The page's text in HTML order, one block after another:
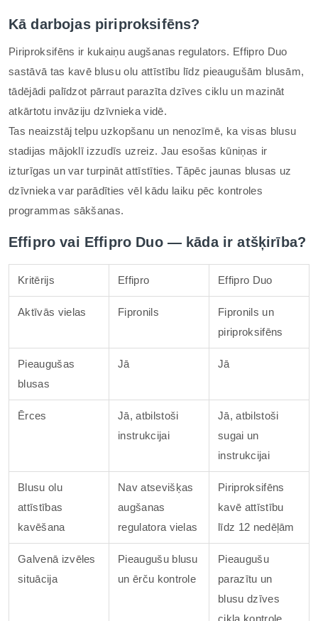
Kā darbojas piriproksifēns?
Piriproksifēns ir kukaiņu augšanas regulators. Effipro Duo
sastāvā tas kavē blusu olu attīstību līdz pieaugušām blusām,
tādējādi palīdzot pārraut parazīta dzīves ciklu un mazināt
atkārtotu invāziju dzīvnieka vidē.
Tas neaizstāj telpu uzkopšanu un nenozīmē, ka visas blusu
stadijas mājoklī izzudīs uzreiz. Jau esošas kūniņas ir
izturīgas un var turpināt attīstīties. Tāpēc jaunas blusas uz
dzīvnieka var parādīties vēl kādu laiku pēc kontroles
programmas sākšanas.
Effipro vai Effipro Duo — kāda ir atšķirība?
Kritērijs Effipro Effipro Duo
Aktīvās vielas Fipronils
Fipronils un
piriproksifēns
Pieaugušas
blusas
Jā Jā
Ērces
Jā, atbilstoši
instrukcijai
Jā, atbilstoši
sugai un
instrukcijai
Blusu olu
attīstības
kavēšana
Nav atsevišķas
augšanas
regulatora vielas
Piriproksifēns
kavē attīstību
līdz 12 nedēļām
Galvenā izvēles
situācija
Pieaugušu blusu
un ērču kontrole
Pieaugušu
parazītu un
blusu dzīves
cikla kontrole